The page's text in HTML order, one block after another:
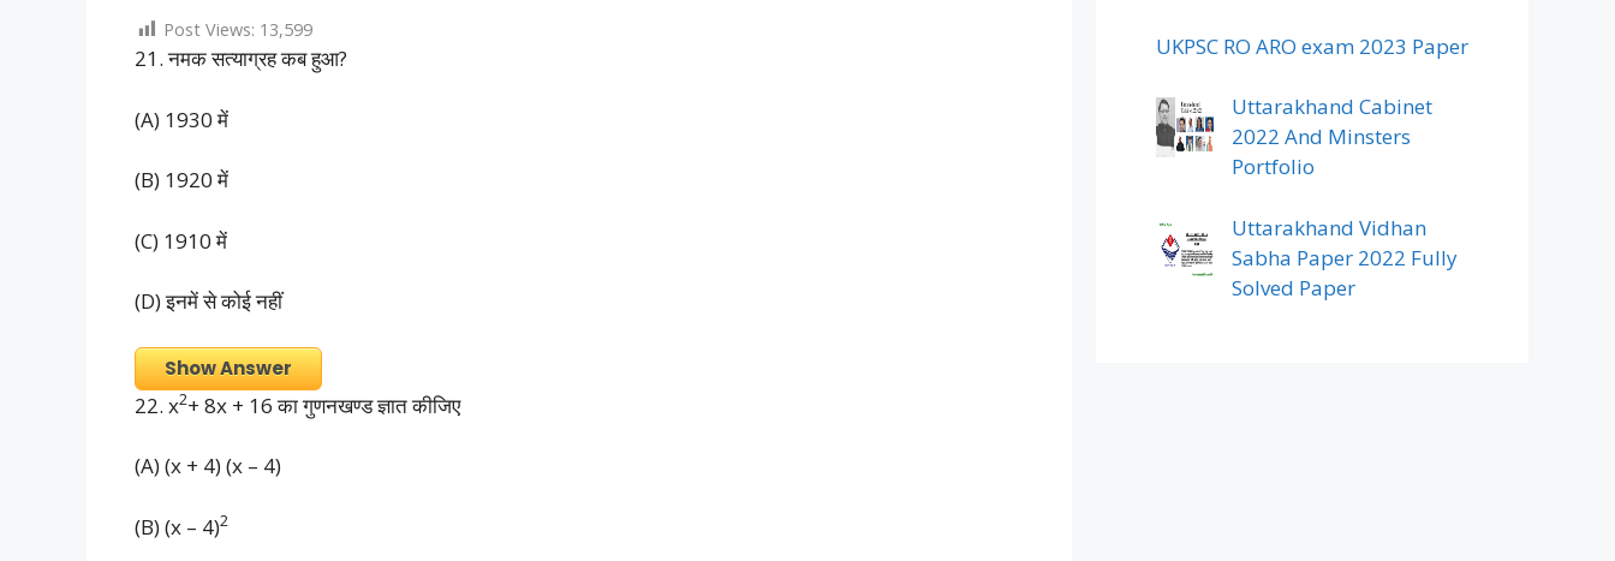
Post Views: 13,599
21. नमक सत्याग्रह कब हुआ?
(A) 1930 में
(B) 1920 में
(C) 1910 में
(D) इनमें से कोई नहीं
Show Answer
22. x2+ 8x + 16 का गुणनखण्ड ज्ञात कीजिए
(A) (x + 4) (x – 4)
(B) (x – 4)2
UKPSC RO ARO exam 2023 Paper
Uttarakhand Cabinet
2022 And Minsters
Portfolio
Uttarakhand Vidhan
Sabha Paper 2022 Fully
Solved Paper